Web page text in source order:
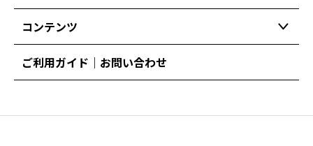
コンテンツ
ご利用ガイド｜お問い合わせ